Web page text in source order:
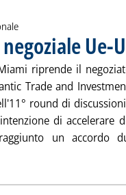
Ue-
riprende il
Trade and
round di
di accelerare
un accordo